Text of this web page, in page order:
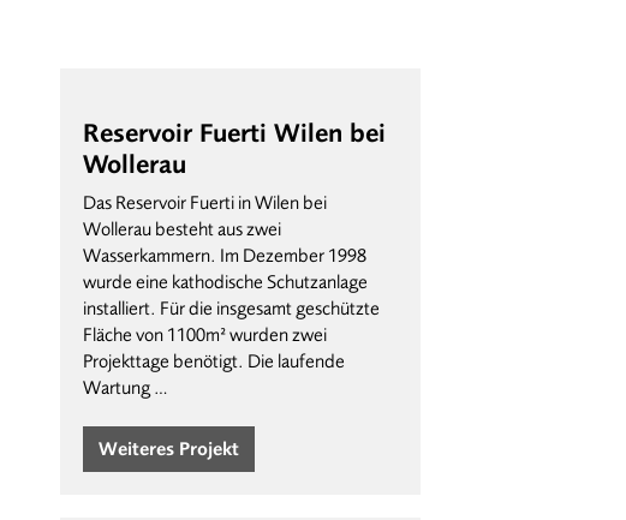
Reservoir Fuerti Wilen bei
Wollerau
Das Reservoir Fuerti in Wilen bei
Wollerau besteht aus zwei
Wasserkammern. Im Dezember 1998
wurde eine kathodische Schutzanlage
installiert. Für die insgesamt geschützte
Fläche von 1100m² wurden zwei
Projekttage benötigt. Die laufende
Wartung …
Weiteres Projekt